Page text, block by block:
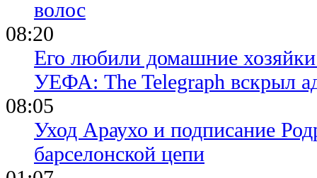
волос
08:20
Его любили домашние
УЕФА: The Telegraph вскрыл
08:05
Уход Араухо и подписание
барселонской цепи